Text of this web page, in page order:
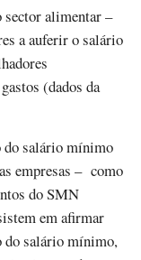
sector alimentar –
a auferir o salário
(dados da
do salário mínimo
empresas – como
do SMN
em afirmar
do salário mínimo,